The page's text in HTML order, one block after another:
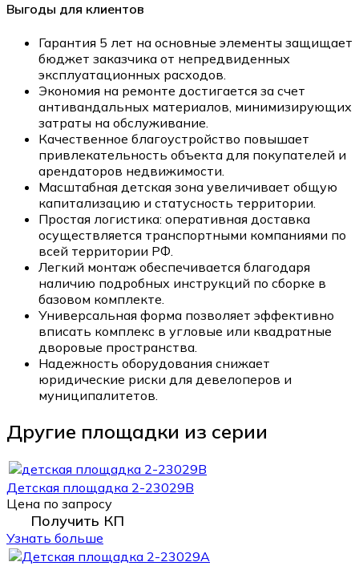
Выгоды для клиентов
Гарантия 5 лет на основные элементы защищает
бюджет заказчика от непредвиденных
эксплуатационных расходов.
Экономия на ремонте достигается за счет
антивандальных материалов, минимизирующих
затраты на обслуживание.
Качественное благоустройство повышает
привлекательность объекта для покупателей и
арендаторов недвижимости.
Масштабная детская зона увеличивает общую
капитализацию и статусность территории.
Простая логистика: оперативная доставка
осуществляется транспортными компаниями по
всей территории РФ.
Легкий монтаж обеспечивается благодаря
наличию подробных инструкций по сборке в
базовом комплекте.
Универсальная форма позволяет эффективно
вписать комплекс в угловые или квадратные
дворовые пространства.
Надежность оборудования снижает
юридические риски для девелоперов и
муниципалитетов.
Другие площадки из серии
Детская площадка 2-23029В
Цена по запросу
Получить КП
Узнать больше